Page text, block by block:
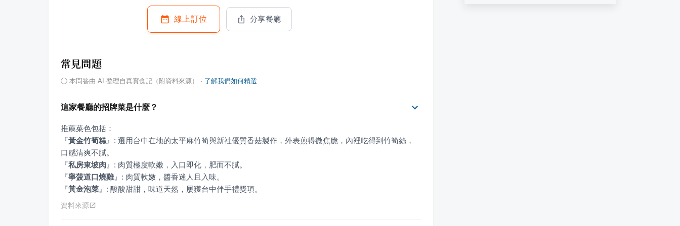
線上訂位 分享餐廳
常見問題
ⓘ 本問答由 AI 整理自真實食記（附資料來源） · 了解我們如何精選
這家餐廳的招牌菜是什麼？
『黃金竹筍糕 』 : 選用台中在地的太平麻竹筍與新社優質香菇製作，外表煎得微焦脆，內裡吃得到竹筍絲，
『私房東坡肉 』
『寧菠道口燒雞』
『黃金泡菜 』 : 酸酸甜甜，味道天然，屢獲台中伴手禮獎項。
資料來源